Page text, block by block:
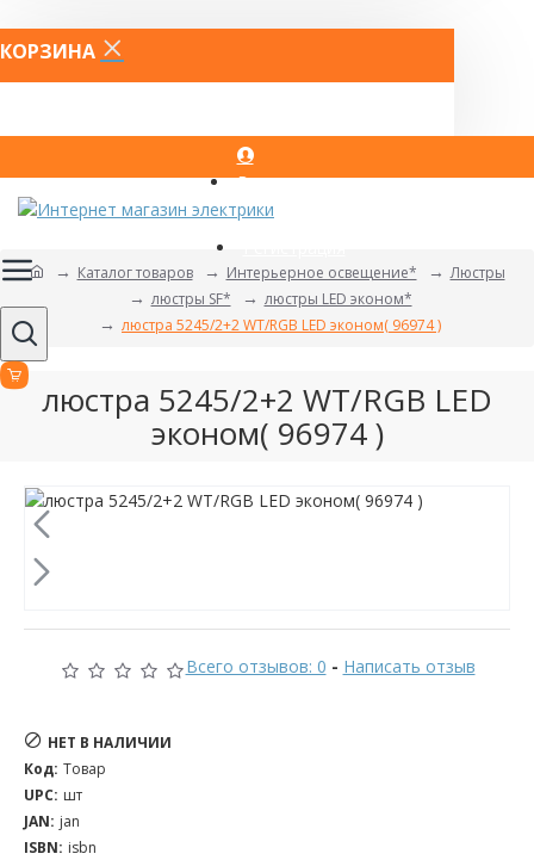
КОРЗИНА
Вход
Каталог товаров Интерьерное освещение*
Люстры
люстры SF*
люстры LED эконом*
люстра 5245/2+2 WT/RGB LED эконом( 96974 )
люстра 5245/2+2 WT/RGB LED
эконом( 96974 )
Всего отзывов: 0 - Написать отзыв
НЕТ В НАЛИЧИИ
Код: Товар
UPC: шт
JAN: jan
ISBN: isbn